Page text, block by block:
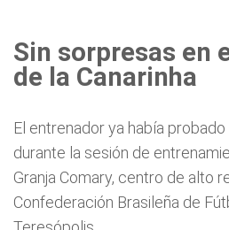
Sin sorpresas en
de la Canarinha
El entrenador ya había
durante la sesión de
Granja Comary, centro de alto
Confederación Brasileña de